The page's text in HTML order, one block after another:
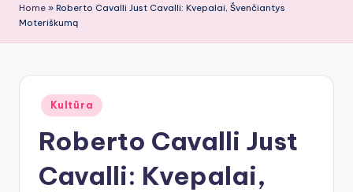
Home » Roberto Cavalli Just Cavalli: Kvepalai, Švenčiantys
Moteriškumą
Posted
in
Kultūra
Roberto Cavalli Just
Cavalli: Kvepalai,